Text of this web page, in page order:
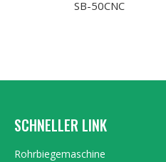
SB-50CNC
SCHNELLER LINK
Rohrbiegemaschine